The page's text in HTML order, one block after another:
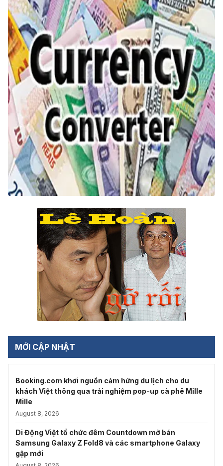
MỚI CẬP NHẬT
Booking.com khơi nguồn cảm hứng du lịch cho du
khách Việt thông qua trải nghiệm pop-up cà phê Mille
Mille
August 8, 2026
Di Động Việt tổ chức đêm Countdown mở bán
Samsung Galaxy Z Fold8 và các smartphone Galaxy
gập mới